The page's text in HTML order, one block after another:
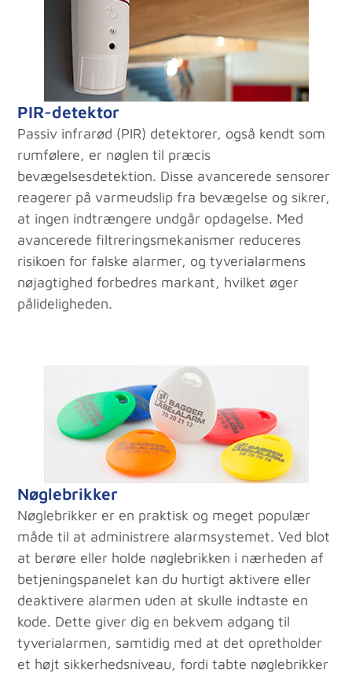
PIR-detektor
Passiv infrarød (PIR) detektorer, også kendt som
rumfølere, er nøglen til præcis
bevægelsesdetektion. Disse avancerede sensorer
reagerer på varmeudslip fra bevægelse og sikrer,
at ingen indtrængere undgår opdagelse. Med
avancerede filtreringsmekanismer reduceres
risikoen for falske alarmer, og tyverialarmens
nøjagtighed forbedres markant, hvilket øger
pålideligheden.
Nøglebrikker
Nøglebrikker er en praktisk og meget populær
måde til at administrere alarmsystemet. Ved blot
at berøre eller holde nøglebrikken i nærheden af
betjeningspanelet kan du hurtigt aktivere eller
deaktivere alarmen uden at skulle indtaste en
kode. Dette giver dig en bekvem adgang til
tyverialarmen, samtidig med at det opretholder
et højt sikkerhedsniveau, fordi tabte nøglebrikker